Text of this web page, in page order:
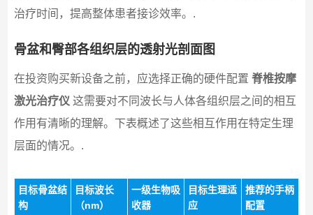
治疗时间，提高整体患者接诊效率。.
骨盆和臀部各组织层的透射光剖面图
在投资购买新设备之前，应选择正确的硬件配置 脊椎按摩
激光治疗仪 这需要对不同波长与人体各组织层之间的相互
作用有清晰的理解。下表概述了这些相互作用在特定生理
层面的情况。.
目标骨盆结
构
目标波长
（nm）
一级生物吸
收器
目标生理适
应
推荐的手柄
配置